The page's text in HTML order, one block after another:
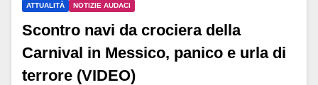
ATTUALITÀ NOTIZIE AUDACI
Scontro navi da crociera della
Carnival in Messico, panico e urla di
terrore (VIDEO)